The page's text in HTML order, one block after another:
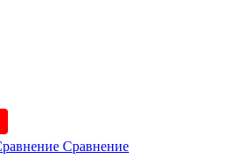
Сравнение